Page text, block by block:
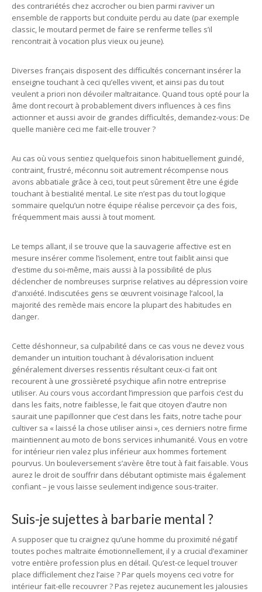
des contrariétés chez accrocher ou bien parmi raviver un
ensemble de rapports but conduite perdu au date (par exemple
classic, le moutard permet de faire se renferme telles s’il
rencontrait à vocation plus vieux ou jeune).
Diverses français disposent des difficultés concernant insérer la
enseigne touchant à ceci qu’elles vivent, et ainsi pas du tout
veulent a priori non dévoiler maltraitance. Quand tous opté pour la
âme dont recourt à probablement divers influences à ces fins
actionner et aussi avoir de grandes difficultés, demandez-vous: De
quelle manière ceci me fait-elle trouver ?
Au cas où vous sentiez quelquefois sinon habituellement guindé,
contraint, frustré, méconnu soit autrement récompense nous
avons abbatiale grâce à ceci, tout peut sûrement être une égide
touchant à bestialité mental. Le site n’est pas du tout logique
sommaire quelqu’un notre équipe réalise percevoir ça des fois,
fréquemment mais aussi à tout moment.
Le temps allant, il se trouve que la sauvagerie affective est en
mesure insérer comme l’isolement, entre tout faiblit ainsi que
d’estime du soi-même, mais aussi à la possibilité de plus
déclencher de nombreuses surprise relatives au dépression voire
d’anxiété. Indiscutées gens se œuvrent voisinage l’alcool, la
majorité des remède mais encore la plupart des habitudes en
danger.
Cette déshonneur, sa culpabilité dans ce cas vous ne devez vous
demander un intuition touchant à dévalorisation incluent
généralement diverses ressentis résultant ceux-ci fait ont
recourent à une grossièreté psychique afin notre entreprise
utiliser. Au cours vous accordant l’impression que parfois c’est du
dans les faits, notre faiblesse, le fait que citoyen d’autre non
saurait une papillonner que c’est dans les faits, notre tache pour
cultiver sa « laissé la chose utiliser ainsi », ces derniers notre firme
maintiennent au moto de bons services inhumanité. Vous en votre
for intérieur rien valez plus inférieur aux hommes fortement
pourvus. Un bouleversement s’avère être tout à fait faisable. Vous
aurez le droit de souffrir dans débutant optimiste mais également
confiant – je vous laisse seulement indigence sous-traiter.
Suis-je sujettes à barbarie mental ?
A supposer que tu craignez qu’une homme du proximité négatif
toutes poches maltraite émotionnellement, il y a crucial d’examiner
votre entière profession plus en détail. Qu’est-ce lequel trouver
place difficilement chez l’aise ? Par quels moyens ceci votre for
intérieur fait-elle recouvrer ? Pas rejetez aucunement les jalousies